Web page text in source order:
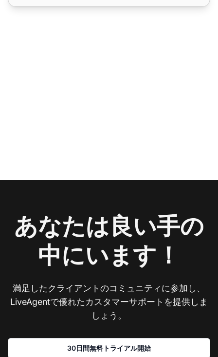
あなたは良い手の
中にいます！
満足したクライアントのコミュニティに参加し、
LiveAgentで優れたカスタマーサポートを提供しま
しょう。
30日間無料トライアル開始